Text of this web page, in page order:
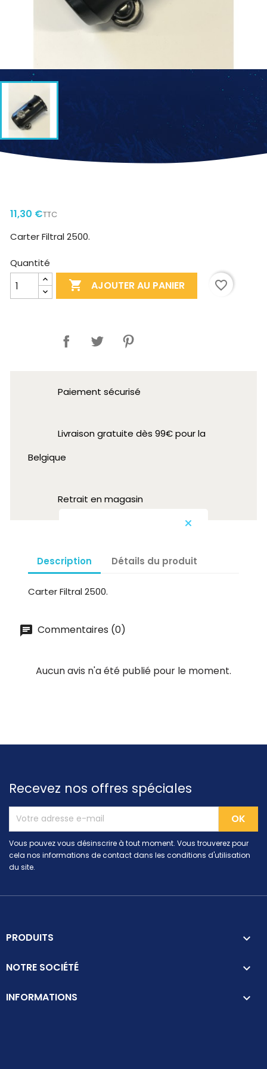
11,30 €TTC
Carter Filtral 2500.
Quantité
 AJOUTER AU PANIER favorite_border
Paiement sécurisé
Livraison gratuite dès 99€ pour la
Belgique
Retrait en magasin
Description Détails du produit
Carter Filtral 2500.
Commentaires (0)
Aucun avis n'a été publié pour le moment.
Recevez nos offres spéciales
Vous pouvez vous désinscrire à tout moment. Vous trouverez pour
cela nos informations de contact dans les conditions d'utilisation
du site.
PRODUITS 
NOTRE SOCIÉTÉ 
INFORMATIONS keyboard_arrow_down